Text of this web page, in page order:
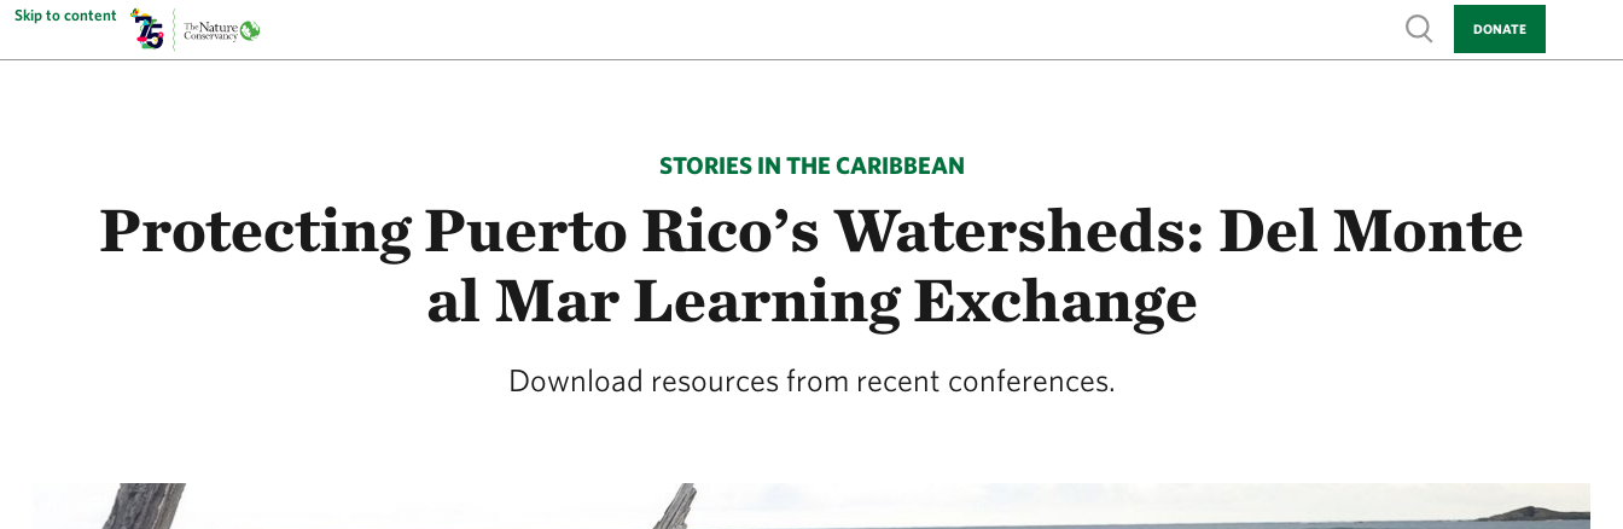
Skip to content
Show search
DONATE
STORIES IN THE CARIBBEAN
Protecting Puerto Rico’s Watersheds: Del Monte
al Mar Learning Exchange
Download resources from recent conferences.